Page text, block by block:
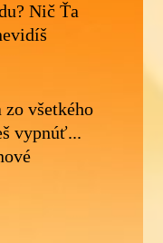
Nič Ťa
zo všetkého
vypnúť...